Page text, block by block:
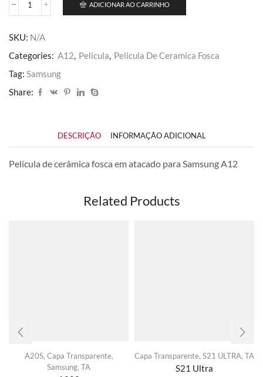
A12
ADICIONAR AO CARRINHO
SKU: N/A
Categories: A12, Película, Pelicula De Ceramica Fosca
Tag: Samsung
Share:
DESCRIÇÃO INFORMAÇÃO ADICIONAL
Película de cerâmica fosca em atacado para Samsung A12
Related Products
A20S, Capa Transparente,
Samsung, TA
Capa Transparente, S21 ULTRA, TA
S21 Ultra